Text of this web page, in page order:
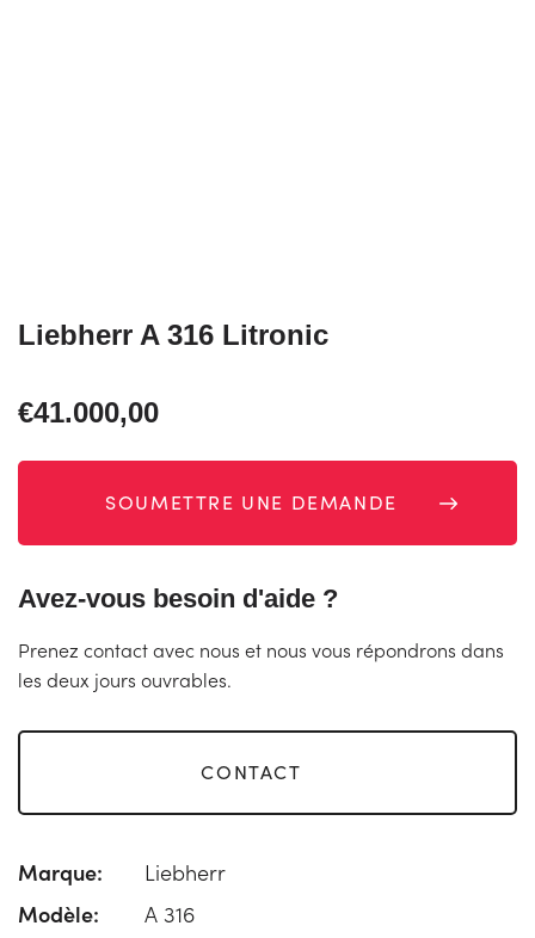
Liebherr A 316 Litronic
€41.000,00
SOUMETTRE UNE DEMANDE
Avez-vous besoin d'aide ?
Prenez contact avec nous et nous vous répondrons dans
les deux jours ouvrables.
CONTACT
Marque:
Liebherr
Modèle:
A 316